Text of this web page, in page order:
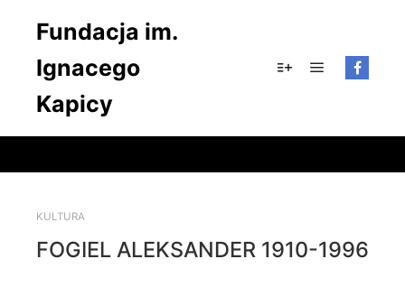
Fundacja im.
Ignacego
Kapicy
KULTURA
FOGIEL ALEKSANDER 1910-1996